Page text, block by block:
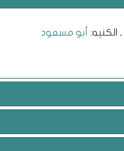
, الكنيه:
أبو مسعود